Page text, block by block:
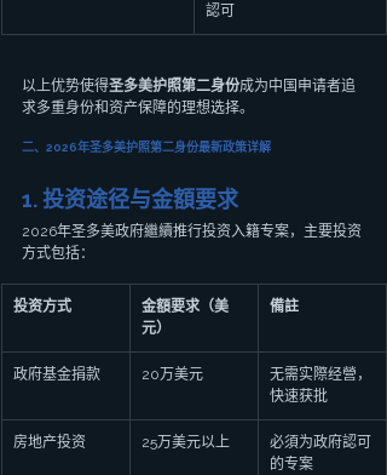
認可
以上优势使得圣多美护照第二身份成为中国申请者追
求多重身份和资产保障的理想选择。
二、2026年圣多美护照第二身份最新政策详解
1. 投资途径与金額要求
2026年圣多美政府繼續推行投资入籍专案，主要投资
方式包括：
投资方式
金額要求（美
元）
備註
政府基金捐款 20万美元
无需实際经營，
快速获批
房地产投资 25万美元以上
必須为政府認可
的专案